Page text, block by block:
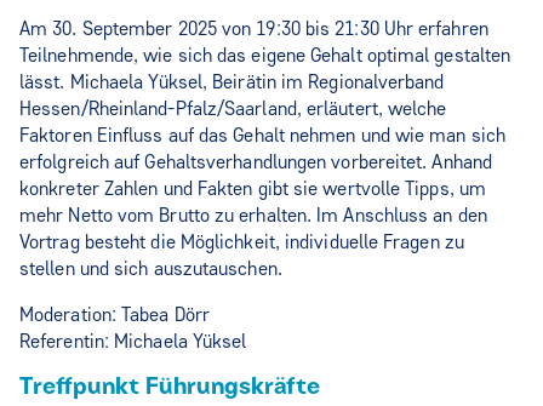
Am 30. September 2025 von 19:30 bis 21:30 Uhr erfahren
Teilnehmende, wie sich das eigene Gehalt optimal gestalten
lässt. Michaela Yüksel, Beirätin im Regionalverband
Hessen/Rheinland-Pfalz/Saarland, erläutert, welche
Faktoren Einfluss auf das Gehalt nehmen und wie man sich
erfolgreich auf Gehaltsverhandlungen vorbereitet. Anhand
konkreter Zahlen und Fakten gibt sie wertvolle Tipps, um
mehr Netto vom Brutto zu erhalten. Im Anschluss an den
Vortrag besteht die Möglichkeit, individuelle Fragen zu
stellen und sich auszutauschen.
Moderation: Tabea Dörr
Referentin: Michaela Yüksel
Treffpunkt Führungskräfte